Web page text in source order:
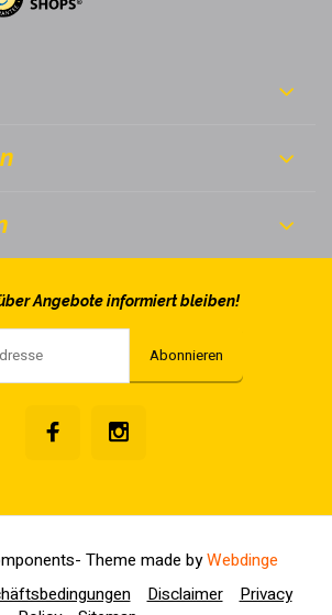
Angebote informiert bleiben!
Abonnieren
Disclaimer
Privacy
- Theme made byWebdinge